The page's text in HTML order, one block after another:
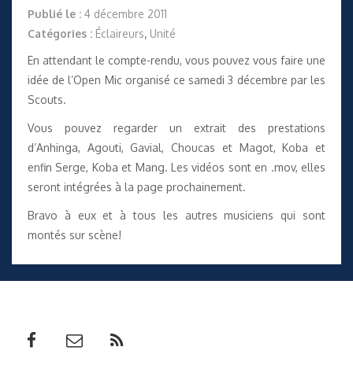
Publié le : 4 décembre 2011
Catégories : Éclaireurs, Unité
En attendant le compte-rendu, vous pouvez vous faire une
idée de l’Open Mic organisé ce samedi 3 décembre par les
Scouts.
Vous pouvez regarder un extrait des prestations
d’Anhinga, Agouti, Gavial, Choucas et Magot,Koba et
enfin Serge, Koba et Mang. Les vidéos sont en .mov, elles
seront intégrées à la page prochainement.
Bravo à eux et à tous les autres musiciens qui sont
montés sur scène!